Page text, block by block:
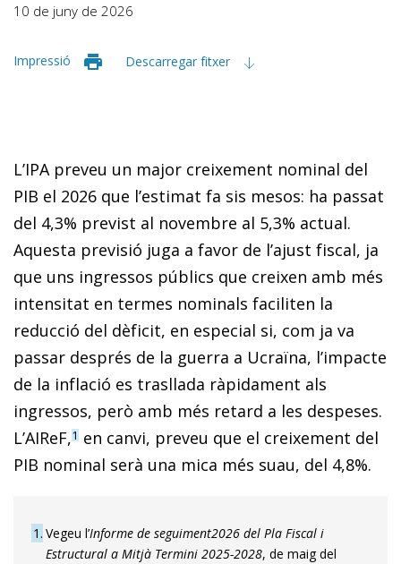
10 de juny de 2026
Impressió Descarregar fitxer
L’IPA preveu un major creixement nominal del
PIB el 2026 que l’estimat fa sis mesos: ha passat
del 4,3% previst al novembre al 5,3% actual.
Aquesta previsió juga a favor de l’ajust fiscal, ja
que uns ingressos públics que creixen amb més
intensitat en termes nominals faciliten la
reducció del dèficit, en especial si, com ja va
passar després de la guerra a Ucraïna, l’impacte
de la inflació es trasllada ràpidament als
ingressos, però amb més retard a les despeses.
L’AIReF,1 en canvi, preveu que el creixement del
PIB nominal serà una mica més suau, del 4,8%.
1 Vegeu l’Informe de seguiment2026 del Pla Fiscal i
Estructural a Mitjà Termini 2025-2028, de maig del